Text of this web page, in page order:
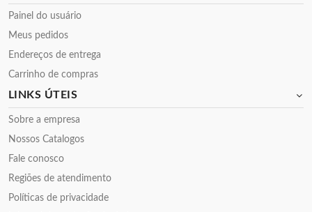
Painel do usuário
Meus pedidos
Endereços de entrega
Carrinho de compras
LINKS ÚTEIS
Sobre a empresa
Nossos Catalogos
Fale conosco
Regiões de atendimento
Políticas de privacidade